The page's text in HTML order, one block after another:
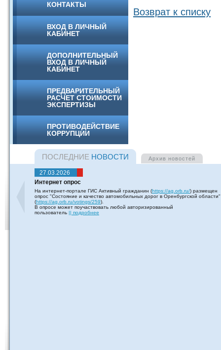
КОНТАКТЫ
ВХОД В ЛИЧНЫЙ
КАБИНЕТ
ДОПОЛНИТЕЛЬНЫЙ
ВХОД В ЛИЧНЫЙ
КАБИНЕТ
ПРЕДВАРИТЕЛЬНЫЙ
РАСЧЕТ СТОИМОСТИ
ЭКСПЕРТИЗЫ
ПРОТИВОДЕЙСТВИЕ
КОРРУПЦИИ
Возврат к списку
ПОСЛЕДНИЕ НОВОСТИ Архив новостей
27.03.2026
Интернет опрос
На интернет-портале ГИС Активный гражданин (https://ag.orb.ru/) размещен
опрос "Состояние и качество автомобильных дорог в Оренбургской области"
(https://ag.orb.ru/votings/259).
В опросе может поучаствовать любой авторизированный
пользователь || подробнее